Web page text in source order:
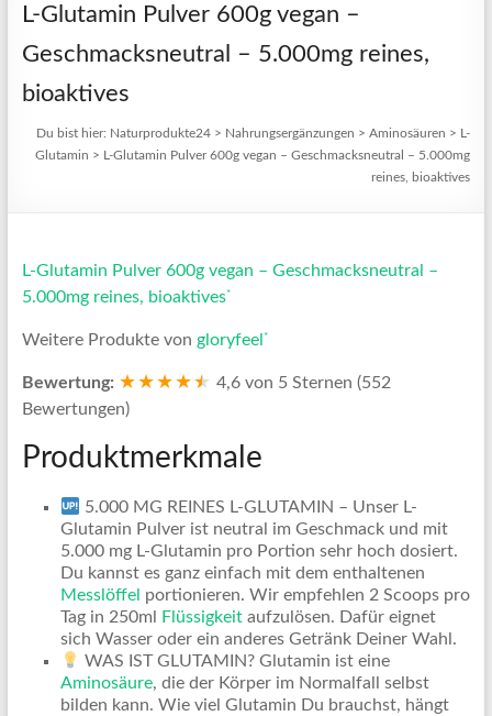
L-Glutamin Pulver 600g vegan –
Geschmacksneutral – 5.000mg reines,
bioaktives
Du bist hier: Naturprodukte24 > Nahrungsergänzungen >Aminosäuren > L-
Glutamin > L-Glutamin Pulver 600g vegan – Geschmacksneutral – 5.000mg
reines, bioaktives
L-Glutamin Pulver 600g vegan – Geschmacksneutral –
5.000mg reines, bioaktives*
Weitere Produkte von gloryfeel *
Bewertung: ★★★★★
★ 4,6 von 5 Sternen (552
Bewertungen)
Produktmerkmale
5.000 MG REINES L-GLUTAMIN – Unser L-
Glutamin Pulver ist neutral im Geschmack und mit
5.000 mg L-Glutamin pro Portion sehr hoch dosiert.
Du kannst es ganz einfach mit dem enthaltenen
Messlöffel portionieren. Wir empfehlen 2 Scoops pro
Tag in 250ml
Flüssigkeitaufzulösen. Dafür eignet
sich Wasser oder ein anderes Getränk Deiner Wahl.
WAS IST GLUTAMIN? Glutamin ist eine
Aminosäure, die der Körper im Normalfall selbst
bilden kann. Wie viel Glutamin Du brauchst, hängt